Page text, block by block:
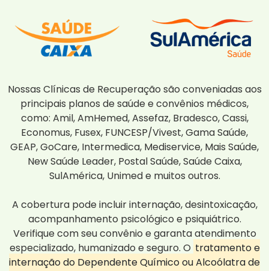
Nossas Clínicas de Recuperação são conveniadas aos
principais planos de saúde e convênios médicos,
como: Amil, AmHemed, Assefaz, Bradesco, Cassi,
Economus, Fusex, FUNCESP/Vivest, Gama Saúde,
GEAP, GoCare, Intermedica, Mediservice, Mais Saúde,
New Saúde Leader, Postal Saúde, Saúde Caixa,
SulAmérica, Unimed e muitos outros.
A cobertura pode incluir internação, desintoxicação,
acompanhamento psicológico e psiquiátrico.
Verifique com seu convênio e garanta atendimento
especializado, humanizado e seguro. O tratamento e
internação do Dependente Químico ou Alcoólatra de